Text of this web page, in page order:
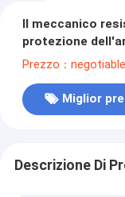
Il meccanico
protezione
mostra i guanti
Prezzo：negotiable
Miglior
Descrizione Di